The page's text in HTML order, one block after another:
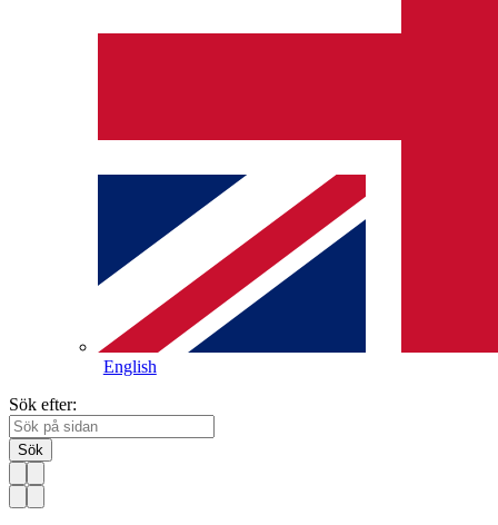
English
Sök efter:
Sök